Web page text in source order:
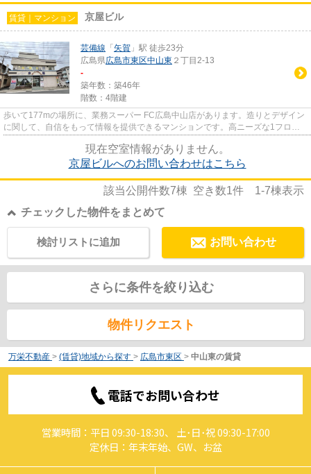
賃貸｜マンション 京屋ビル
芸備線 「矢賀 」駅 徒歩23分
広島県広島市東区中山東 ２丁目2-13
-
築年数：築46年
階数：4階建
歩いて177mの場所に、業務スーパー FC広島中山店があります。造りとデザイン
に関して、自信をもって情報を提供できるマンションです。高ニーズな1フロア2
住戸の物件となっている、好評...
現在空室情報がありません。
京屋ビルへのお問い合わせはこちら
該当公開件数7棟 空き数1件 1-7棟表示
チェックした物件をまとめて
お問い合わせ
検討リストに追加
さらに条件を絞り込む
物件リクエスト
万栄不動産 > (賃貸)地域から探す > 広島市東区 > 中山東の賃貸
電話でお問い合わせ
営業時間：平日 09:30-18:30、 土･日･祝 09:30-17:00
定休日：年末年始、GW、お盆